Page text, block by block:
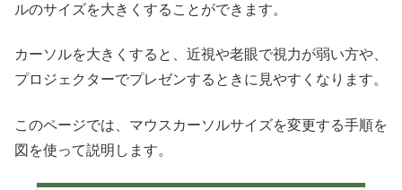
ルのサイズを大きくすることができます。
カーソルを大きくすると、近視や老眼で視力が弱い方や、
プロジェクターでプレゼンするときに見やすくなります。
このページでは、マウスカーソルサイズを変更する手順を
図を使って説明します。